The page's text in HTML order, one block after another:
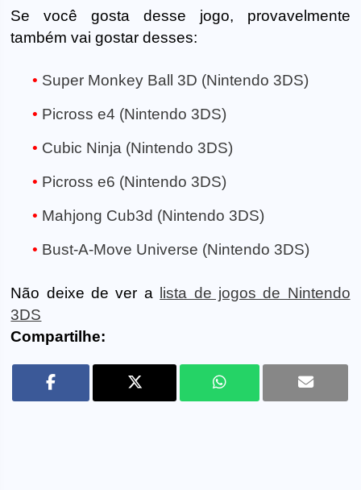
Se você gosta desse jogo, provavelmente
também vai gostar desses:
Super Monkey Ball 3D (Nintendo 3DS)
Picross e4 (Nintendo 3DS)
Cubic Ninja (Nintendo 3DS)
Picross e6 (Nintendo 3DS)
Mahjong Cub3d (Nintendo 3DS)
Bust-A-Move Universe (Nintendo 3DS)
Não deixe de ver a
lista de jogos de Nintendo
3DS
Compartilhe: